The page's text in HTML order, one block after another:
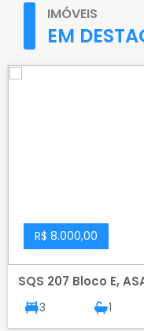
IMÓVEIS
EM
R$ 8.000,00
SQS 207 Bloco E,
3 1